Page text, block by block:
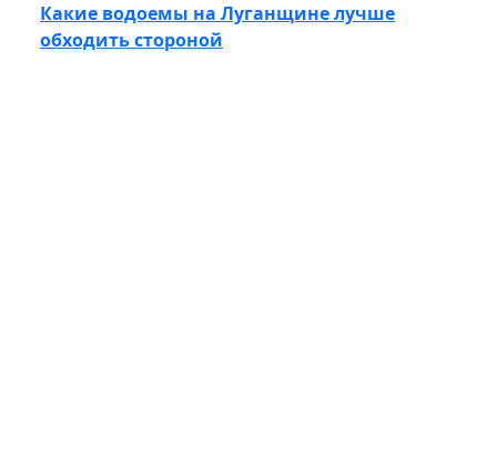
Какие водоемы на Луганщине лучше
обходить стороной